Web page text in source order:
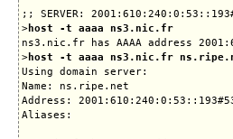
;; SERVER:
>host -t aaaa ns3.nic.fr
ns3.nic.fr has AAAA address
>host -t aaaa ns3.nic.fr
Using domain server:
Name: ns.ripe.net
Address:
Aliases: